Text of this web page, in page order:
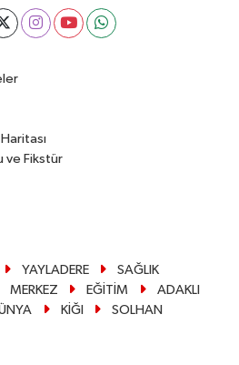
ve Fikstür
YAYLADERE
SAĞLIK
MERKEZ EĞİTİM
ADAKLI
KİĞI
SOLHAN